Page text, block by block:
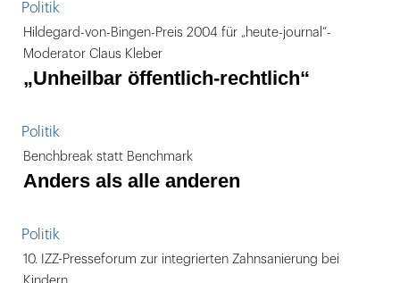
Politik
Hildegard-von-Bingen-Preis 2004 für „heute-journal“-
Moderator Claus Kleber
„Unheilbar öffentlich-rechtlich“
Politik
Benchbreak statt Benchmark
Anders als alle anderen
Politik
10. IZZ-Presseforum zur integrierten Zahnsanierung bei